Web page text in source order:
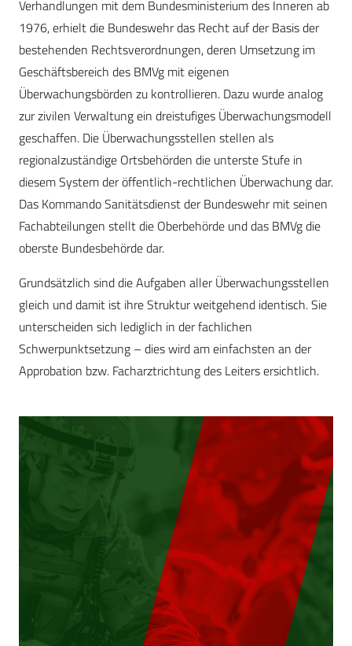
Verhandlungen mit dem Bundesministerium des Inneren ab
1976, erhielt die Bundeswehr das Recht auf der Basis der
bestehenden Rechtsverordnungen, deren Umsetzung im
Geschäftsbereich des BMVg mit eigenen
Überwachungsbörden zu kontrollieren. Dazu wurde analog
zur zivilen Verwaltung ein dreistufiges Überwachungsmodell
geschaffen. Die Überwachungsstellen stellen als
regionalzuständige Ortsbehörden die unterste Stufe in
diesem System der öffentlich-rechtlichen Überwachung dar.
Das Kommando Sanitätsdienst der Bundeswehr mit seinen
Fachabteilungen stellt die Oberbehörde und das BMVg die
oberste Bundesbehörde dar.
Grundsätzlich sind die Aufgaben aller Überwachungsstellen
gleich und damit ist ihre Struktur weitgehend identisch. Sie
unterscheiden sich lediglich in der fachlichen
Schwerpunktsetzung – dies wird am einfachsten an der
Approba­tion bzw. Facharztrichtung des Leiters ersichtlich.